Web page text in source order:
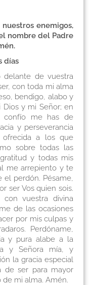
enemigos,
nombre del Padre
días
delante de vuestra
con toda mi alma
bendigo, alabo y
y mi Señor; en
me has de
y perseverancia
a los que
sobre todas las
y todas mis
me arrepiento y te
el perdón. Pésame,
ser Vos quien sois.
con vuestra divina
de las ocasiones
por mis culpas y
Perdóname,
y pura alabe a la
y Señora mía, y
la gracia especial
de ser para mayor
mi alma. Amén.